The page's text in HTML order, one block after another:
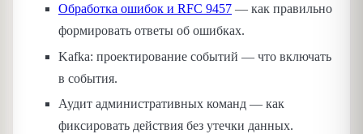
Обработка ошибок и RFC 9457 — как правильно
формировать ответы об ошибках.
Kafka: проектирование событий — что включать
в события.
Аудит административных команд — как
фиксировать действия без утечки данных.